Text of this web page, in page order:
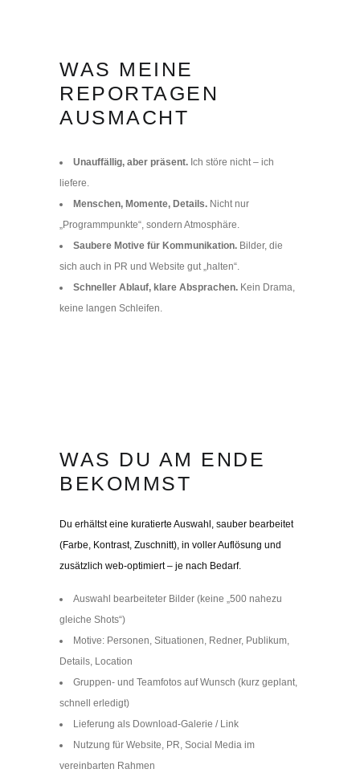
WAS MEINE
REPORTAGEN
AUSMACHT
Unauffällig, aber präsent. Ich störe nicht – ich
liefere.
Menschen, Momente, Details. Nicht nur
„Programmpunkte“, sondern Atmosphäre.
Saubere Motive für Kommunikation. Bilder, die
sich auch in PR und Website gut „halten“.
Schneller Ablauf, klare Absprachen. Kein Drama,
keine langen Schleifen.
WAS DU AM ENDE
BEKOMMST
Du erhältst eine kuratierte Auswahl, sauber bearbeitet
(Farbe, Kontrast, Zuschnitt), in voller Auflösung und
zusätzlich web-optimiert – je nach Bedarf.
Auswahl bearbeiteter Bilder (keine „500 nahezu
gleiche Shots“)
Motive: Personen, Situationen, Redner, Publikum,
Details, Location
Gruppen- und Teamfotos auf Wunsch (kurz geplant,
schnell erledigt)
Lieferung als Download-Galerie / Link
Nutzung für Website, PR, Social Media im
vereinbarten Rahmen